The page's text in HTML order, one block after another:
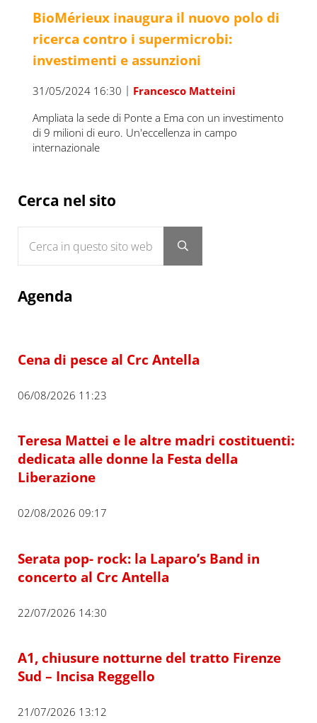
BioMérieux inaugura il nuovo polo di
ricerca contro i supermicrobi:
investimenti e assunzioni
31/05/2024 16:30 | Francesco Matteini
Ampliata la sede di Ponte a Ema con un investimento
di 9 milioni di euro. Un'eccellenza in campo
internazionale
Sidebar
Cerca nel sito
Submit search
Agenda
Cena di pesce al Crc Antella
06/08/2026 11:23
Teresa Mattei e le altre madri costituenti:
dedicata alle donne la Festa della
Liberazione
02/08/2026 09:17
Serata pop- rock: la Laparo’s Band in
concerto al Crc Antella
22/07/2026 14:30
A1, chiusure notturne del tratto Firenze
Sud – Incisa Reggello
21/07/2026 13:12